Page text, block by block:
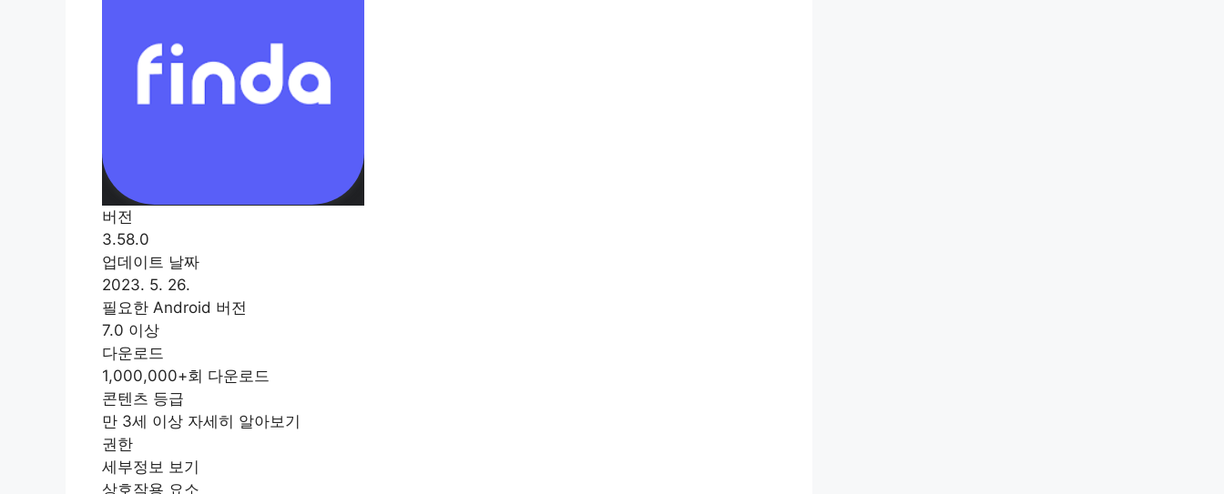
버전
3.58.0
업데이트 날짜
2023. 5. 26.
필요한 Android 버전
7.0 이상
다운로드
1,000,000+회 다운로드
콘텐츠 등급
만 3세 이상 자세히 알아보기
권한
세부정보 보기
상호작용 요소